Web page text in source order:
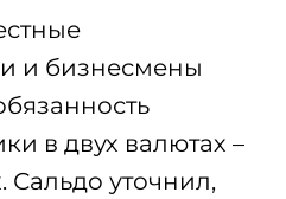
и бизнесмены
в двух валютах –
Сальдо уточнил,